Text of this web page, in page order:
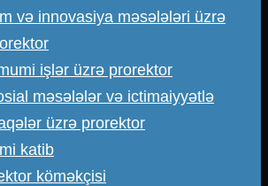
və innovasiya məsələləri üzrə
işlər üzrə prorektor
məsələlər və ictimaiyyətlə
üzrə prorektor
katib
köməkçisi